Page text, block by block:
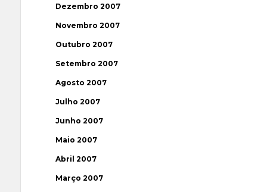
Dezembro 2007
Novembro 2007
Outubro 2007
Setembro 2007
Agosto 2007
Julho 2007
Junho 2007
Maio 2007
Abril 2007
Março 2007